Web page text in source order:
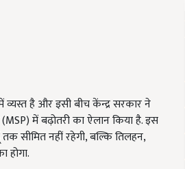
है और इसी बीच केंन्द्र सरकार ने
में बढ़ोतरी का ऐलान किया है. इस
सीमित नहीं रहेगी, बल्कि तिलहन,
होगा.